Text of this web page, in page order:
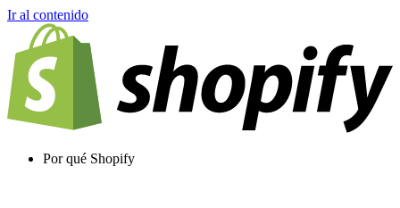
Ir al contenido
Por qué Shopify